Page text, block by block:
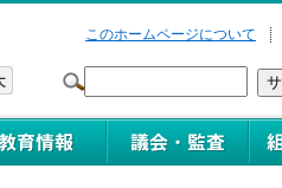
このホームページについて